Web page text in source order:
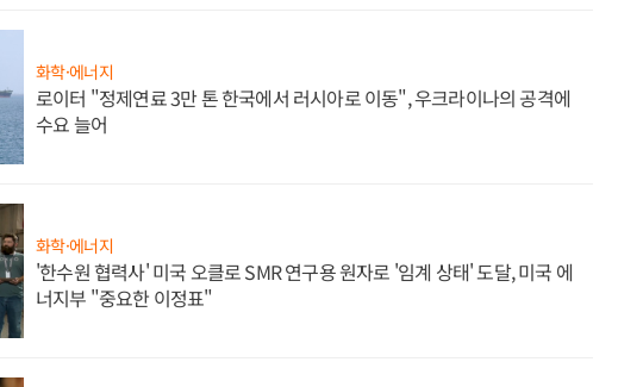
화학·에너지
로이터 "정제연료 3만 톤 한국에서 러시아로 이동", 우크라이나의 공격에
수요 늘어
화학·에너지
'한수원 협력사' 미국 오클로 SMR 연구용 원자로 '임계 상태' 도달, 미국 에
너지부 "중요한 이정표"